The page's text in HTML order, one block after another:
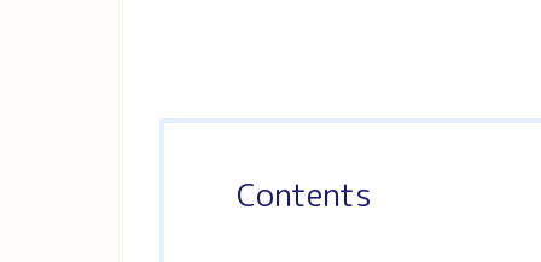
Contents